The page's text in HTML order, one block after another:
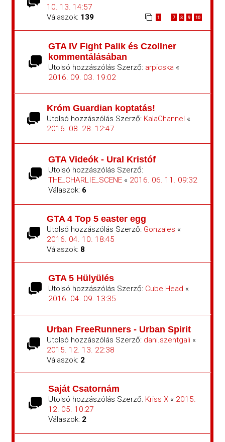
10. 13. 14:57
Válaszok: 139 1 7 8 9 10
GTA IV Fight Palik és Czollner
kommentálásában
Utolsó hozzászólás Szerző: arpicska «
2016. 09. 03. 19:02
Króm Guardian koptatás!
Utolsó hozzászólás Szerző: KalaChannel «
2016. 08. 28. 12:47
GTA Videók - Ural Kristóf
Utolsó hozzászólás Szerző:
THE_CHARLIE_SCENE« 2016. 06. 11. 09:32
Válaszok: 6
GTA 4 Top 5 easter egg
Utolsó hozzászólás Szerző: Gonzales «
2016. 04. 10. 18:45
Válaszok: 8
GTA 5 Hülyülés
Utolsó hozzászólás Szerző: Cube Head «
2016. 04. 09. 13:35
Urban FreeRunners - Urban Spirit
Utolsó hozzászólás Szerző: dani.szentgali«
2015. 12. 13. 22:38
Válaszok: 2
Saját Csatornám
Utolsó hozzászólás Szerző: Kriss X« 2015.
12. 05. 10:27
Válaszok: 2